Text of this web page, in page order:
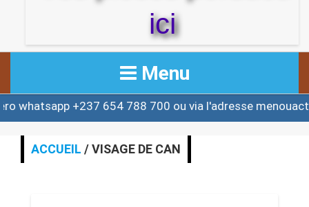
ici
Menu
ACCUEIL
ACTUALITE
+237 654 788 700 ou via l'adresse
ACCUEIL / VISAGE DE CAN